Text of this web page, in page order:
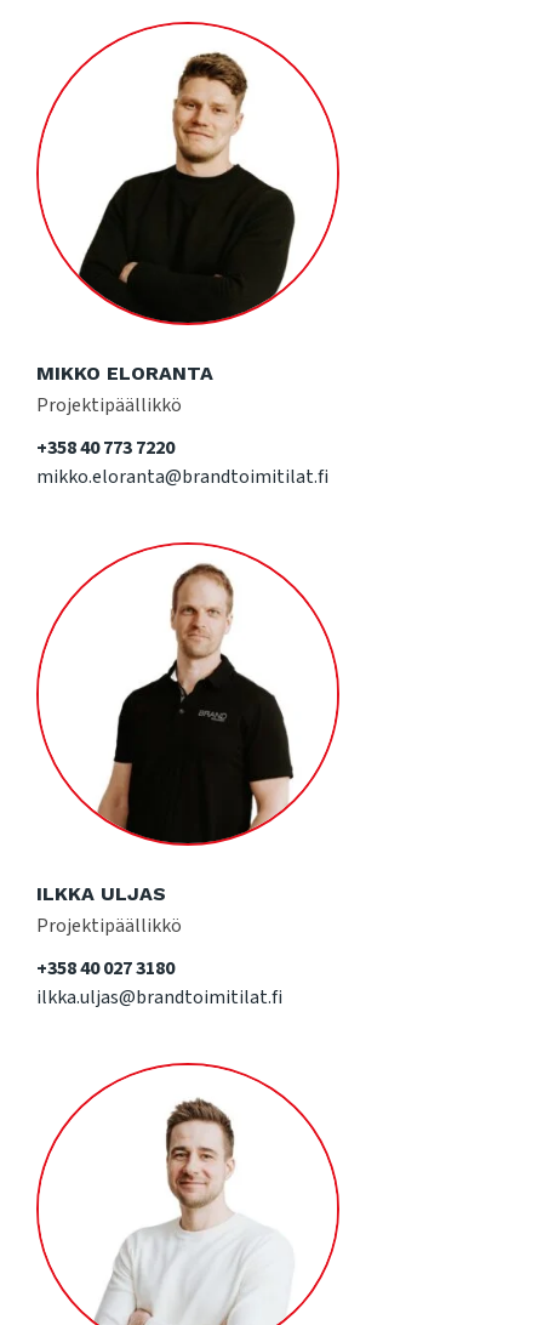
MIKKO ELORANTA
Projektipäällikkö
+358 40 773 7220
mikko.eloranta@brandtoimitilat.fi
ILKKA ULJAS
Projektipäällikkö
+358 40 027 3180
ilkka.uljas@brandtoimitilat.fi